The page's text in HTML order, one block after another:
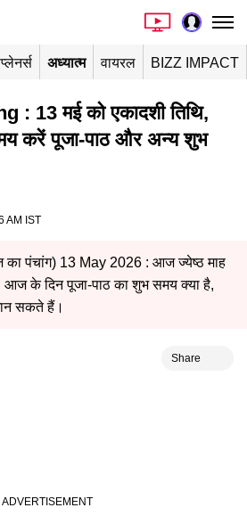
अध्यात्म वायरल BIZZ IMPACT
: 13 मई को एकादशी तिथि,
करें पूजा-पाठ और अन्य शुभ
AM IST
पंचांग) 13 May 2026 : आज ज्येष्ठ माह
आज के दिन पूजा-पाठ का शुभ समय क्या है,
सकते हैं।
Share